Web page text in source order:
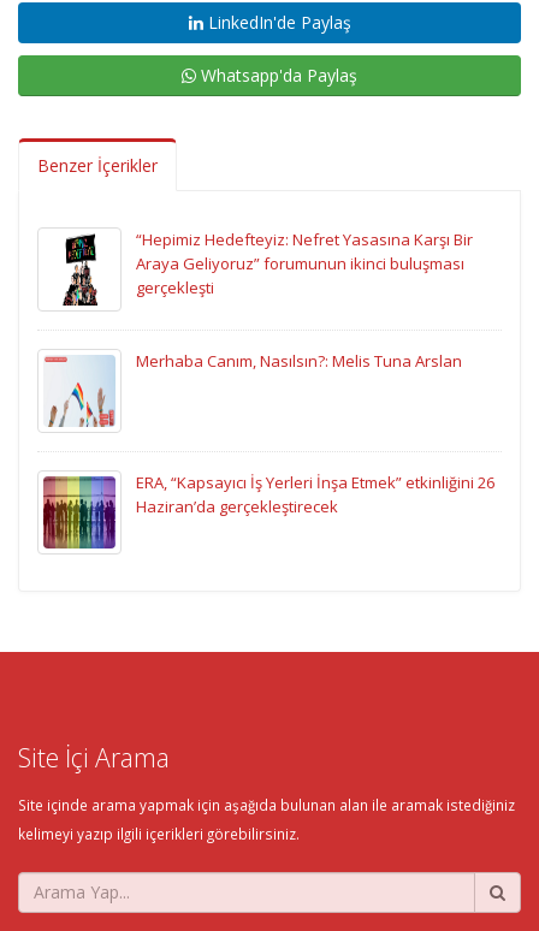
LinkedIn'de Paylaş
Whatsapp'da Paylaş
Benzer İçerikler
“Hepimiz Hedefteyiz: Nefret Yasasına Karşı Bir
Araya Geliyoruz” forumunun ikinci buluşması
gerçekleşti
Merhaba Canım, Nasılsın?: Melis Tuna Arslan
ERA, “Kapsayıcı İş Yerleri İnşa Etmek” etkinliğini 26
Haziran’da gerçekleştirecek
Site İçi Arama
Site içinde arama yapmak için aşağıda bulunan alan ile aramak istediğiniz
kelimeyi yazıp ilgili içerikleri görebilirsiniz.